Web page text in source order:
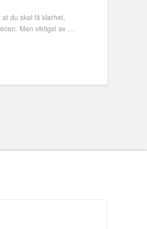
du skal få klarhet,
Men viktigst av …